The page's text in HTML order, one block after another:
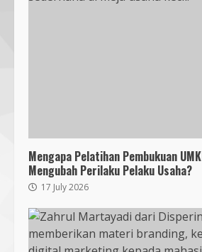
Mengapa Pelatihan Pembukuan
Mengubah Perilaku Pelaku Usaha?
17 July 2026